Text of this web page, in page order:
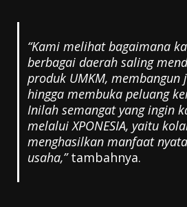
“Kami melihat bagaimana
berbagai daerah saling
produk UMKM, membangun
hingga membuka peluang
Inilah semangat yang ingin
melalui XPONESIA, yaitu
menghasilkan manfaat
usaha,”tambahnya.